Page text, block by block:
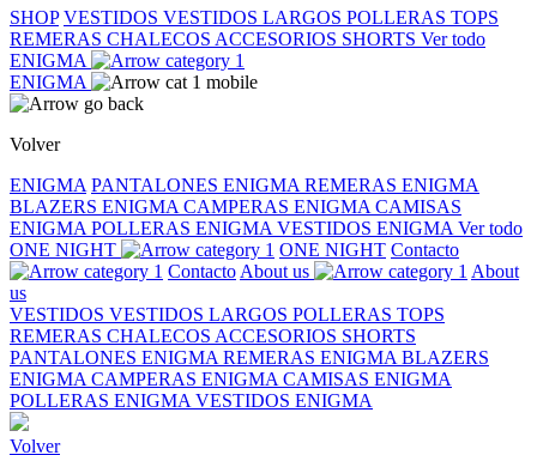
SHOP VESTIDOS VESTIDOS LARGOS POLLERAS TOPS
REMERAS CHALECOS ACCESORIOS SHORTS Ver todo
ENIGMA
ENIGMA
Volver
ENIGMA PANTALONES ENIGMA REMERAS ENIGMA
BLAZERS ENIGMA CAMPERAS ENIGMA CAMISAS
ENIGMA POLLERAS ENIGMA VESTIDOS ENIGMA Ver todo
ONE NIGHT
ONE NIGHT Contacto
Contacto About us
About
us
VESTIDOS VESTIDOS LARGOS POLLERAS TOPS
REMERAS CHALECOS ACCESORIOS SHORTS
PANTALONES ENIGMA REMERAS ENIGMA BLAZERS
ENIGMA CAMPERAS ENIGMA CAMISAS ENIGMA
POLLERAS ENIGMA VESTIDOS ENIGMA
Volver